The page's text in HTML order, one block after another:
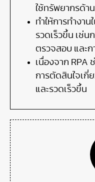
ใช้ทรัพยากรด้า
ทำให้การทำงา
รวดเร็วขึ้น เช่น
ตรวจสอบ และ
เนื่องจาก RPA
การตัดสินใจเกี่
และรวดเร็วขึ้น